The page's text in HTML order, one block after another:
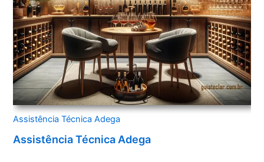
Assistência Técnica Adega
Assistência Técnica Adega